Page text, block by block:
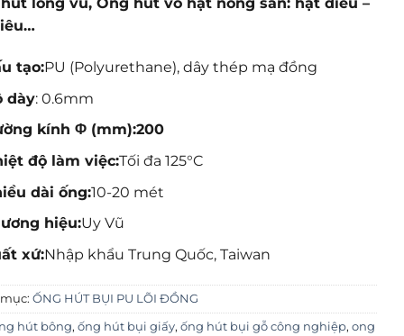
lông vũ, Ống hút vỏ hạt nông sản: hạt điều –
tạo:PU (Polyurethane), dây thép mạ đồng
dày: 0.6mm
kính Φ (mm):200
độ làm việc:Tối đa 125°C
dài ống:10-20 mét
hiệu:Uy Vũ
xứ:Nhập khẩu Trung Quốc, Taiwan
ỐNG HÚT BỤI PU LÕI ĐỒNG
hút bông, ống hút bụi giấy, ống hút bụi gỗ công nghiệp, ong